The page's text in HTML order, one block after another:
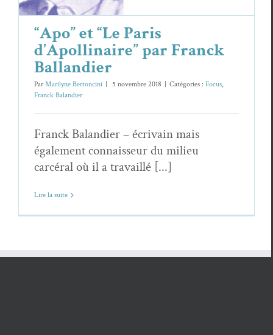
“Apo” et “Le Paris
d’Apollinaire” par Franck
Ballandier
ParMarilyne Bertoncini 5 novembre 2018 Catégories : Focus,
Franck Balandier
Franck Balandier – écrivain mais
également connaisseur du milieu
carcéral où il a travaillé [...]
Lire la suite